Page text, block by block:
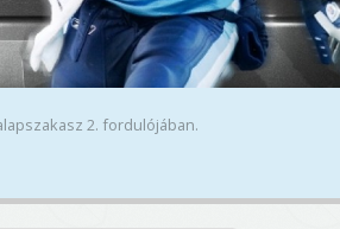
2. fordulójában.